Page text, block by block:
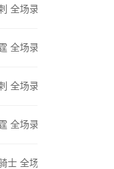
全场录像
全场录像
全场录像
全场录像
士 全场录像